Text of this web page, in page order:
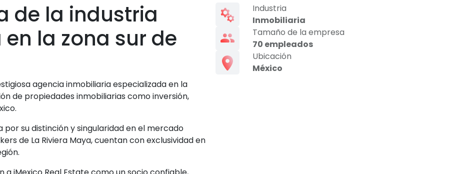
de la industria
la zona sur de
agencia inmobiliaria especializada en la
de propiedades inmobiliarias como inversión,
por su distinción y singularidad en el mercado
de La Riviera Maya, cuentan con exclusividad en
Industria
Inmobiliaria
Tamaño de la empresa
70 empleados
Ubicación
México